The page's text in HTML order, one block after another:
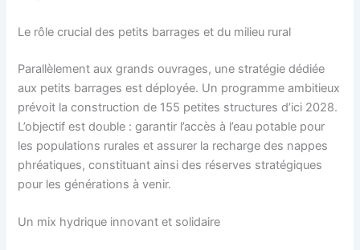
Le rôle crucial des petits barrages et du milieu rural
Parallèlement aux grands ouvrages, une stratégie dédiée
aux petits barrages est déployée. Un programme ambitieux
prévoit la construction de 155 petites structures d’ici 2028.
L’objectif est double : garantir l’accès à l’eau potable pour
les populations rurales et assurer la recharge des nappes
phréatiques, constituant ainsi des réserves stratégiques
pour les générations à venir.
Un mix hydrique innovant et solidaire